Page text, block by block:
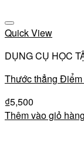
Quick View
DỤNG CỤ HỌC
Thước thẳng Điểm
₫5,500
Thêm vào giỏ hàng